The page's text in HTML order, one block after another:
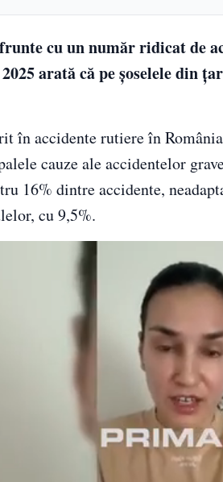
cu un număr ridicat de
arată că pe șoselele din
în accidente rutiere în
cauze ale accidentelor
16% dintre accidente,
cu 9,5%.